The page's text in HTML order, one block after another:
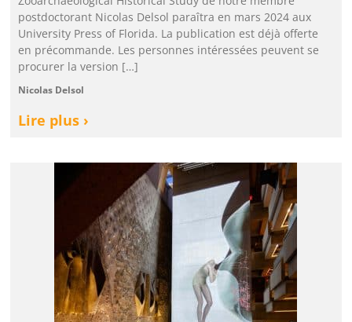
postdoctorant Nicolas Delsol paraîtra en mars 2024 aux
University Press of Florida. La publication est déjà offerte
en précommande. Les personnes intéressées peuvent se
procurer la version […]
Nicolas Delsol
Lire plus ›